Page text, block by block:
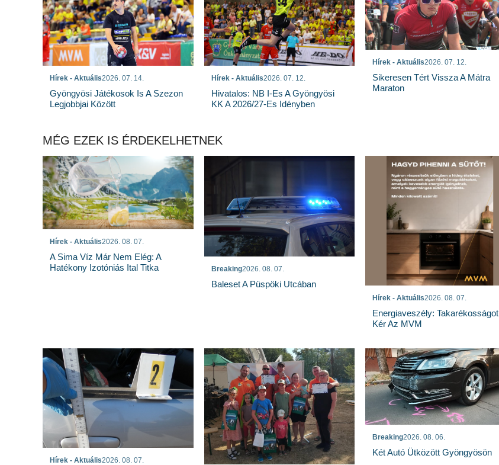
Hírek - Aktuális2026. 07. 14.
Gyöngyösi Játékosok Is A Szezon
Legjobbjai Között
Hírek - Aktuális2026. 07. 12.
Hivatalos: NB I-Es A Gyöngyösi
KK A 2026/27-Es Idényben
Hírek - Aktuális2026. 07. 12.
Sikeresen Tért Vissza A Mátra
Maraton
MÉG EZEK IS ÉRDEKELHETNEK
Hírek - Aktuális2026. 08. 07.
A Sima Víz Már Nem Elég: A
Hatékony Izotóniás Ital Titka
Breaking2026. 08. 07.
Baleset A Püspöki Utcában
Hírek - Aktuális2026. 08. 07.
Energiaveszély: Takarékosságot
Kér Az MVM
Hírek - Aktuális2026. 08. 07.
Breaking2026. 08. 06.
Két Autó Ütközött Gyöngyösön